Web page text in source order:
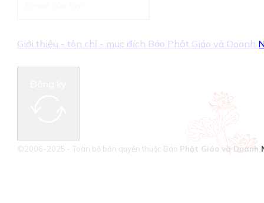
Giới thiệu - tôn chỉ - mục đích Báo Phật Giáo và Doanh
©2006-2025 - Toàn bộ bản quyền thuộc Báo Phật Giáo và Doanh